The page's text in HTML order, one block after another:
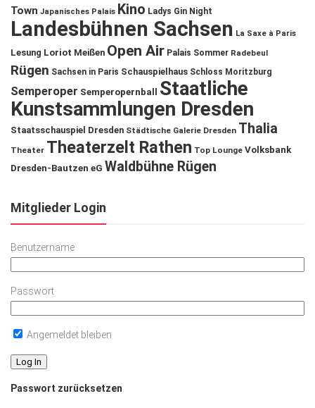
Town Japanisches Palais Kino Ladys Gin Night
Landesbühnen Sachsen La Saxe à Paris
Lesung Loriot Meißen Open Air Palais Sommer Radebeul
Rügen Sachsen in Paris Schauspielhaus Schloss Moritzburg
Semperoper Semperopernball
Staatliche
Kunstsammlungen Dresden
Staatsschauspiel Dresden Städtische Galerie Dresden Thalia
Theater Theaterzelt Rathen Top Lounge Volksbank
Dresden-Bautzen eG Waldbühne Rügen
Mitglieder Login
Benutzername
Passwort
Angemeldet bleiben
Passwort zurücksetzen